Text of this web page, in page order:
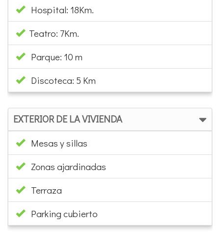
Hospital: 18Km.
Teatro: 7Km.
Parque: 10 m
Discoteca: 5 Km
EXTERIOR DE LA VIVIENDA
Mesas y sillas
Zonas ajardinadas
Terraza
Parking cubierto